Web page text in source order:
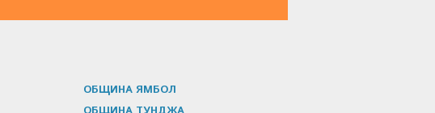
ОБЩИНА ЯМБОЛ